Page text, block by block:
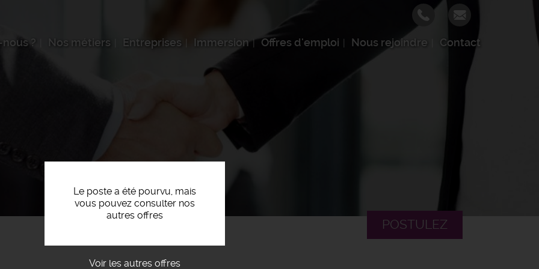
? Nos métiers Entreprises Immersion Offres d'emploi Nous rejoindre Contact
Le poste a été pourvu, mais
vous pouvez consulter nos
autres offres
Voir les autres offres
POSTULEZ